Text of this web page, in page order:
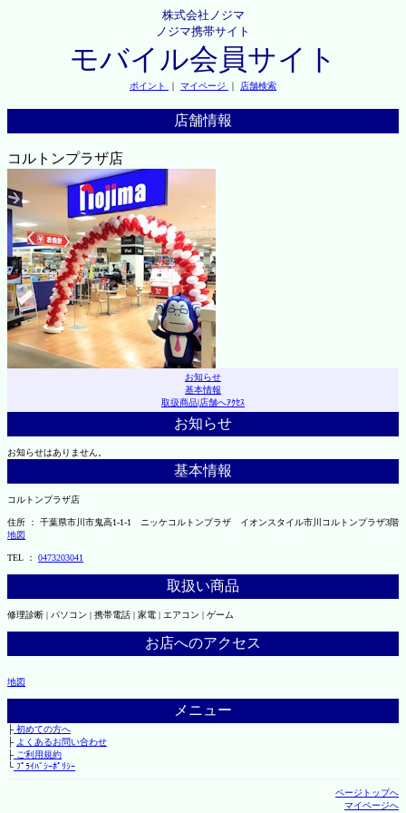
株式会社ノジマ
ノジマ携帯サイト
モバイル会員サイト
ポイント ｜ マイページ ｜ 店舗検索
店舗情報
コルトンプラザ店
お知らせ
基本情報
取扱商品|店舗へｱｸｾｽ
お知らせ
お知らせはありません。
基本情報
コルトンプラザ店
住所 ： 千葉県市川市鬼高1-1-1 ニッケコルトンプラザ イオンスタイル市川コルトンプラザ3階
地図
TEL ： 0473203041
取扱い商品
修理診断 | パソコン | 携帯電話 | 家電 | エアコン | ゲーム
お店へのアクセス
地図
メニュー
├初めての方へ
├ よくあるお問い合わせ
├ご利用規約
└ﾌﾟﾗｲﾊﾞｼｰﾎﾟﾘｼｰ
ページトップへ
マイページへ